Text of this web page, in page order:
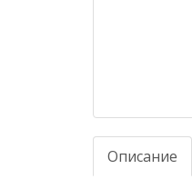
Описание